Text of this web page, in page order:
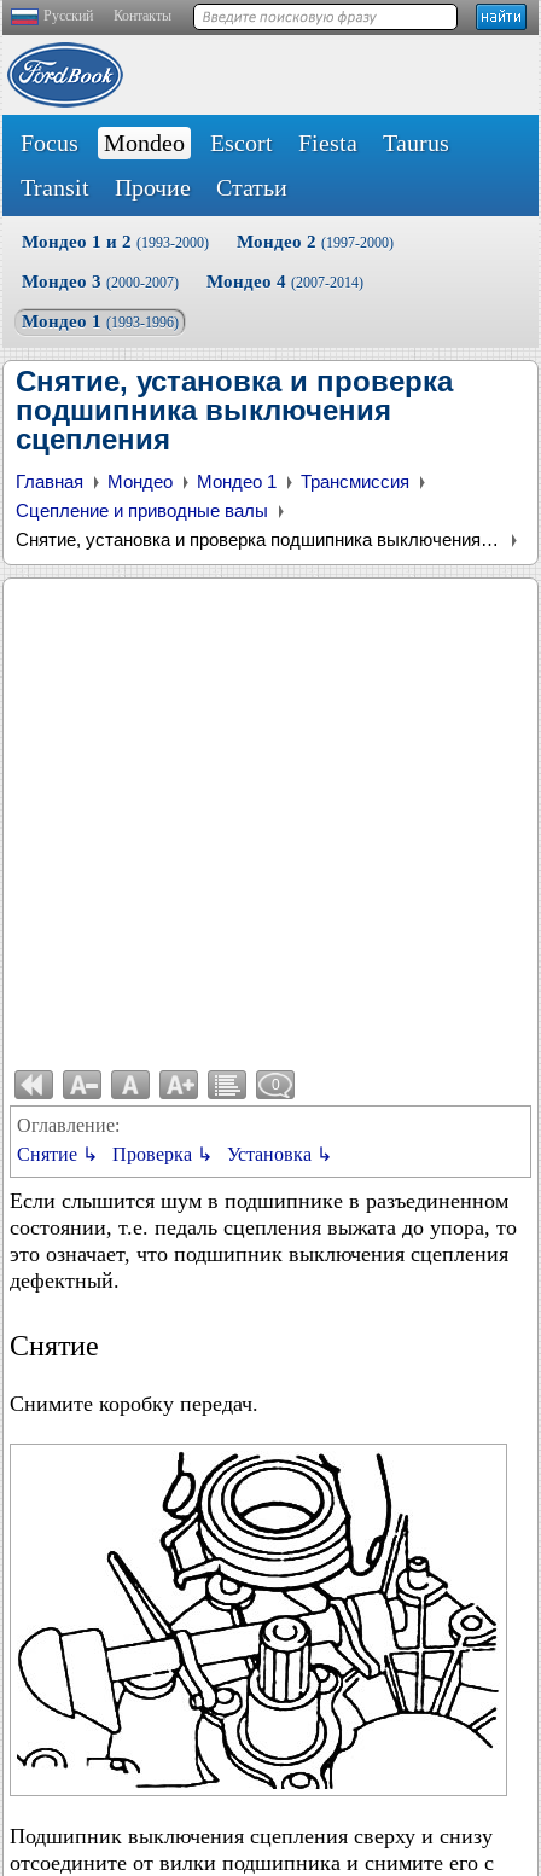
Русский Контакты
Focus Mondeo Escort Fiesta
Taurus
Transit
Прочие Статьи
Мондео 1 и 2 (1993-2000) Мондео 2 (1997-2000)
Мондео 3 (2000-2007) Мондео 4 (2007-2014)
Мондео 1 (1993-1996)
Снятие, установка и проверка
подшипника выключения
сцепления
Главная Мондео Мондео 1
Трансмиссия
Сцепление и приводные валы
Снятие, установка и проверка подшипника выключения сцепления
0
Оглавление:
Снятие ↳
Проверка ↳ Установка ↳
Если слышится шум в подшипнике в разъединенном
состоянии, т.е. педаль сцепления выжата до упора, то
это означает, что подшипник выключения сцепления
дефектный.
Снятие
Снимите коробку передач.
Подшипник выключения сцепления сверху и снизу
отсоедините от вилки подшипника и снимите его с